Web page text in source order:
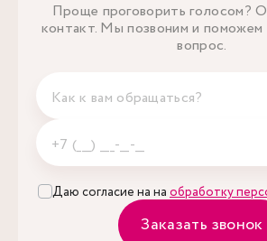
Проще проговорить голосом?
контакт. Мы позвоним и
вопрос.
Даю согласие на на обработку
Заказать звонок